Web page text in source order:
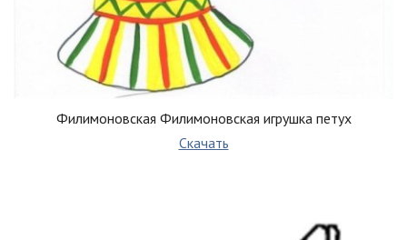
Филимоновская Филимоновская игрушка петух
Скачать